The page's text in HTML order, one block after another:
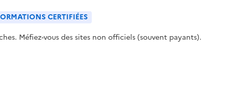
CERTIFIÉES
Méfiez-vous des sites non officiels (souvent payants).